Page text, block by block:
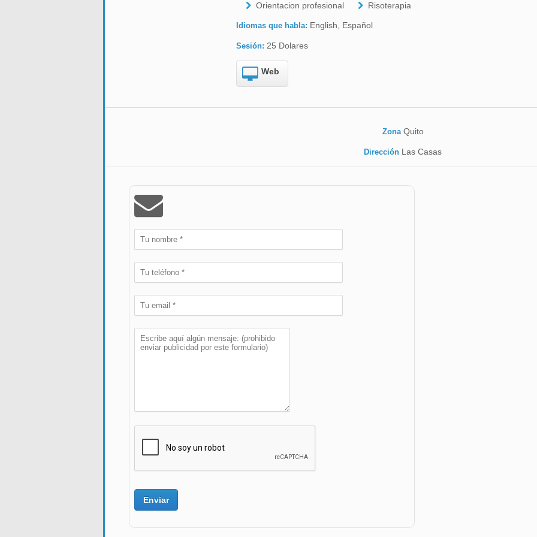
Orientacion profesional Risoterapia
Idiomas que habla: English, Español
Sesión: 25 Dolares
Web
Zona Quito
Dirección Las Casas